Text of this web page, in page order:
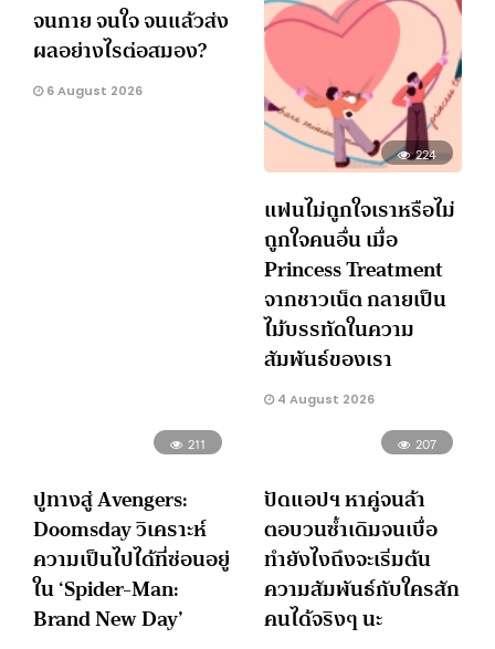
จนกาย จนใจ จนแล้วส่ง
ผลอย่างไรต่อสมอง?
6 August 2026
224
แฟนไม่ถูกใจเราหรือไม่
ถูกใจคนอื่น เมื่อ
Princess Treatment
จากชาวเน็ต กลายเป็น
ไม้บรรทัดในความ
สัมพันธ์ของเรา
4 August 2026
211
ปูทางสู่ Avengers:
Doomsday วิเคราะห์
ความเป็นไปได้ที่ซ่อนอยู่
ใน ‘Spider-Man:
Brand New Day’
207
ปัดแอปฯ หาคู่จนล้า
ตอบวนซ้ำเดิมจนเบื่อ
ทำยังไงถึงจะเริ่มต้น
ความสัมพันธ์กับใครสัก
คนได้จริงๆ นะ